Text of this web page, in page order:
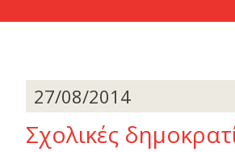
27/08/2014
Σχολικές